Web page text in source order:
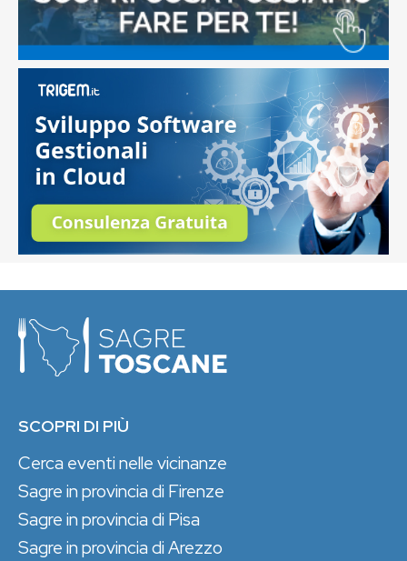
SCOPRI DI PIÙ
Cerca eventi nelle vicinanze
Sagre in provincia di Firenze
Sagre in provincia di Pisa
Sagre in provincia di Arezzo